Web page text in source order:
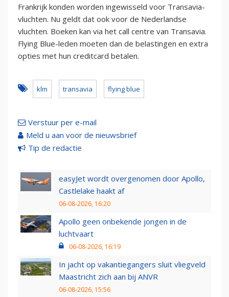
Frankrijk konden worden ingewisseld voor Transavia-
vluchten. Nu geldt dat ook voor de Nederlandse
vluchten. Boeken kan via het call centre van Transavia.
Flying Blue-leden moeten dan de belastingen en extra
opties met hun creditcard betalen.
klm transavia flying blue
Verstuur per e-mail
Meld u aan voor de nieuwsbrief
Tip de redactie
easyJet wordt overgenomen door Apollo,
Castlelake haakt af
06-08-2026, 16:20
Apollo geen onbekende jongen in de
luchtvaart
06-08-2026, 16:19
In jacht op vakantiegangers sluit vliegveld
Maastricht zich aan bij ANVR
06-08-2026, 15:56